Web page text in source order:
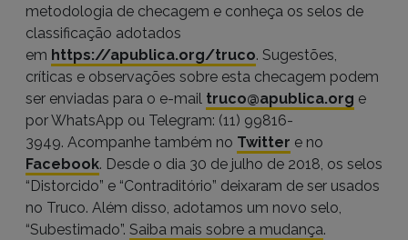
metodologia de checagem e conheça os selos de
classificação adotados
em https://apublica.org/truco. Sugestões,
críticas e observações sobre esta checagem podem
ser enviadas para o e-mail truco@apublica.org e
por WhatsApp ou Telegram: (11) 99816-
3949. Acompanhe também no Twitter e no
Facebook. Desde o dia 30 de julho de 2018, os selos
“Distorcido” e “Contraditório” deixaram de ser usados
no Truco. Além disso, adotamos um novo selo,
“Subestimado”. Saiba mais sobre a mudança.